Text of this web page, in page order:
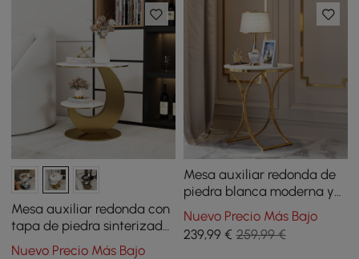
Mesa auxiliar redonda con
tapa de piedra sinterizada
con 2 niveles, 51 cm
Nuevo Precio Más Bajo
Mesa auxiliar redonda de
piedra blanca moderna y
lujosa mesa auxiliar con
base X en oro
Nuevo Precio Más Bajo
239,99€ 259,99 €